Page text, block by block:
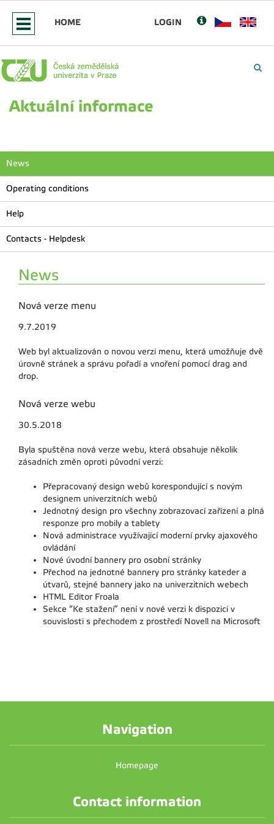
HOME LOGIN
Aktuální informace
News
Operating conditions
Help
Contacts - Helpdesk
News
Nová verze menu
9.7.2019
Web byl aktualizován o novou verzi menu, která umožňuje dvě
úrovně stránek a správu pořadí a vnoření pomocí drag and
drop.
Nová verze webu
30.5.2018
Byla spuštěna nová verze webu, která obsahuje několik
zásadních změn oproti původní verzi:
Přepracovaný design webů korespondující s novým
designem univerzitních webů
Jednotný design pro všechny zobrazovací zařízení a plná
responze pro mobily a tablety
Nová administrace využívající moderní prvky ajaxového
ovládání
Nové úvodní bannery pro osobní stránky
Přechod na jednotné bannery pro stránky kateder a
útvarů, stejné bannery jako na univerzitních webech
HTML Editor Froala
Sekce “Ke stažení” není v nové verzi k dispozici v
souvislosti s přechodem z prostředí Novell na Microsoft
Navigation
Homepage
Contact information